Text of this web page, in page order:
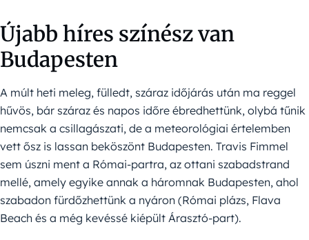
Újabb híres színész van
Budapesten
A múlt heti meleg, fülledt, száraz időjárás után ma reggel
hűvös, bár száraz és napos időre ébredhettünk, olybá tűnik
nemcsak a csillagászati, de a meteorológiai értelemben
vett ősz is lassan beköszönt Budapesten. Travis Fimmel
sem úszni ment a Római-partra, az ottani szabadstrand
mellé, amely egyike annak a háromnak Budapesten, ahol
szabadon fürdőzhettünk a nyáron (Római plázs, Flava
Beach és a még kevéssé kiépült Árasztó-part).